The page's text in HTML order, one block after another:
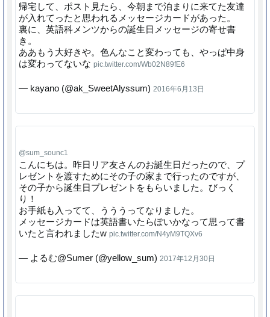
帰宅して、ポスト見たら、今朝まで泊まりに来てた友達
が入れてったと思われるメッセージカードがあった。
裏に、英語科メンツからの誕生日メッセージの寄せ書
き。
ああもう大好きや。色んなこと変わっても、やっぱ中身
は変わってないなpic.twitter.com/Wb02N89fE6
— kayano (@ak_SweetAlyssum) 2016年6月13日
@sum_sounc1
こんにちは。昨日リア友さんのお誕生日だったので、プ
レゼントを渡すためにその子の家まで行ったのですが、
その子から誕生日プレゼントをもらいました。びっく
り！
お手紙も入ってて、うううってなりました。
メッセージカードは英語書いたらぽいかなって思って書
いたと言われましたwpic.twitter.com/N4yM9TQXv6
— よるむ@Sumer (@yellow_sum) 2017年12月30日